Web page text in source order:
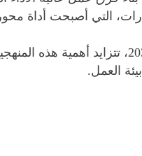
التي أصبحت أداة
ففي ظل توجه المؤسسات نحو رفع كفاءة رأس المال البشري وتعزيز التنافسية المؤسسية
العمل.